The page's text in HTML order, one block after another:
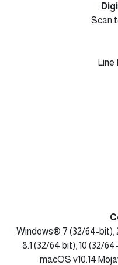
Scan
Windows® 7 (32/64-bit),
8.1 (32/64 bit), 10 (32/
macOS v10.14